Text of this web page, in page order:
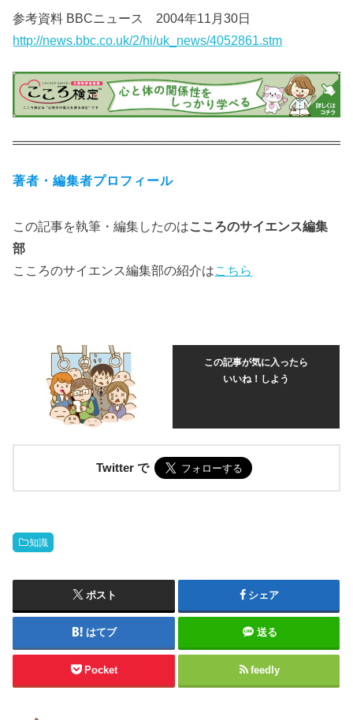
参考資料 BBCニュース 2004年11月30日
http://news.bbc.co.uk/2/hi/uk_news/4052861.stm
著者・編集者プロフィール
この記事を執筆・編集したのはこころのサイエンス編集
部
こころのサイエンス編集部の紹介はこちら
この記事が気に入ったら
いいね！しよう
Twitter で
知識
ポスト シェア
はてブ 送る
Pocket feedly